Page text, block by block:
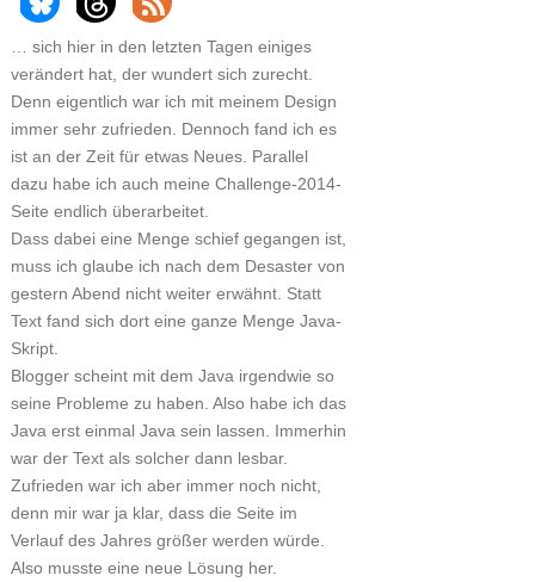
… sich hier in den letzten Tagen einiges
verändert hat, der wundert sich zurecht.
Denn eigentlich war ich mit meinem Design
immer sehr zufrieden. Dennoch fand ich es
ist an der Zeit für etwas Neues. Parallel
dazu habe ich auch meine Challenge-2014-
Seite endlich überarbeitet.
Dass dabei eine Menge schief gegangen ist,
muss ich glaube ich nach dem Desaster von
gestern Abend nicht weiter erwähnt. Statt
Text fand sich dort eine ganze Menge Java-
Skript.
Blogger scheint mit dem Java irgendwie so
seine Probleme zu haben. Also habe ich das
Java erst einmal Java sein lassen. Immerhin
war der Text als solcher dann lesbar.
Zufrieden war ich aber immer noch nicht,
denn mir war ja klar, dass die Seite im
Verlauf des Jahres größer werden würde.
Also musste eine neue Lösung her.